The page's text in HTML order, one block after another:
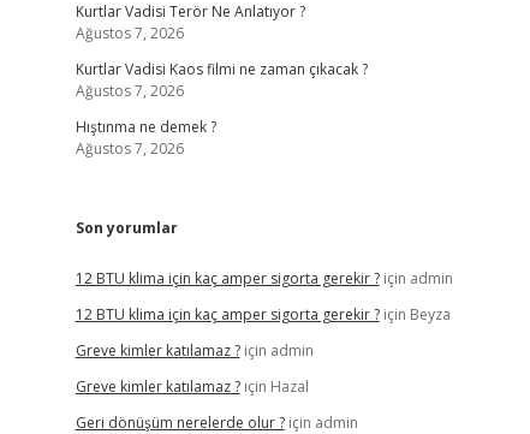
Kurtlar Vadisi Terör Ne Anlatıyor ?
Ağustos 7, 2026
Kurtlar Vadisi Kaos filmi ne zaman çıkacak ?
Ağustos 7, 2026
Hıştınma ne demek ?
Ağustos 7, 2026
Son yorumlar
12 BTU klima için kaç amper sigorta gerekir ?için admin
12 BTU klima için kaç amper sigorta gerekir ?için Beyza
Greve kimler katılamaz ?için admin
Greve kimler katılamaz ?için Hazal
Geri dönüşüm nerelerde olur ?için admin